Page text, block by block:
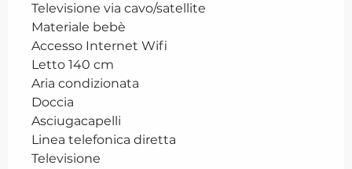
Televisione via cavo/satellite
Materiale bebè
Accesso Internet Wifi
Letto 140 cm
Aria condizionata
Doccia
Asciugacapelli
Linea telefonica diretta
Televisione